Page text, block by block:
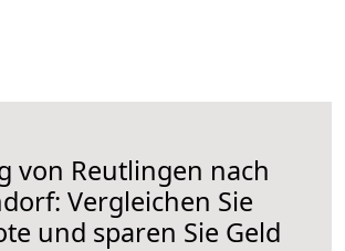
von Reutlingen nach
Vergleichen Sie
und sparen Sie Geld